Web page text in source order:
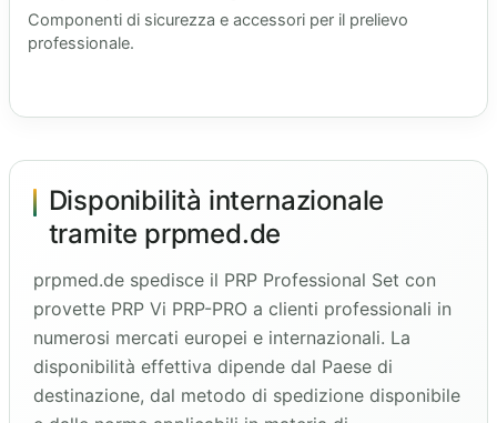
Componenti di sicurezza e accessori per il prelievo
professionale.
Disponibilità internazionale
tramite prpmed.de
prpmed.de spedisce il PRP Professional Set con
provette PRP Vi PRP-PRO a clienti professionali in
numerosi mercati europei e internazionali. La
disponibilità effettiva dipende dal Paese di
destinazione, dal metodo di spedizione disponibile